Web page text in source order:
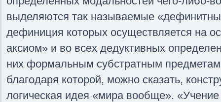
выделяются так называемые
дефиниция которых осуществляется на
аксиом» и во всех дедуктивных
них формальным субстратным предметам
благодаря которой, можно сказать,
логическая идея «мира вообще».